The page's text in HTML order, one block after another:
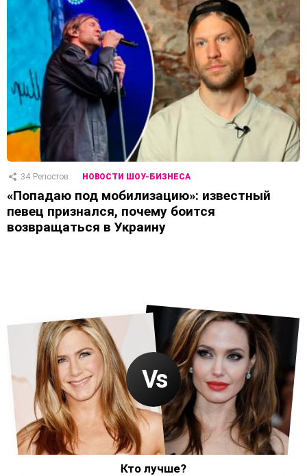
34 Репостов НОВОСТИ ШОУ-БИЗНЕСА
«Попадаю под мобилизацию»: известный
певец признался, почему боится
возвращаться в Украину
Кто лучше?